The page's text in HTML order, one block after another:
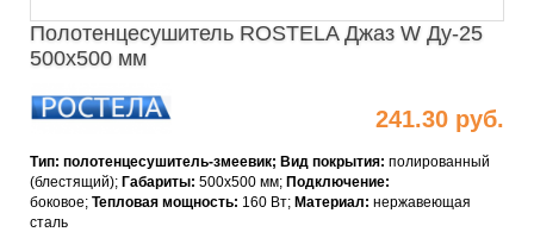
Полотенцесушитель ROSTELA Джаз W Ду-25
500х500 мм
241.30 руб.
Тип: полотенцесушитель-змеевик; Вид покрытия: полированный
(блестящий); Габариты: 500x500 мм; Подключение:
боковое; Тепловая мощность: 160 Вт; Материал: нержавеющая
сталь